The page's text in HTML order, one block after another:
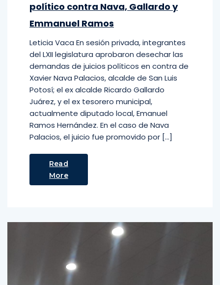
político contra Nava, Gallardo y
Emmanuel Ramos
Leticia Vaca En sesión privada, integrantes
del LXII legislatura aprobaron desechar las
demandas de juicios políticos en contra de
Xavier Nava Palacios, alcalde de San Luis
Potosí; el ex alcalde Ricardo Gallardo
Juárez, y el ex tesorero municipal,
actualmente diputado local, Emanuel
Ramos Hernández. En el caso de Nava
Palacios, el juicio fue promovido por […]
Read
More